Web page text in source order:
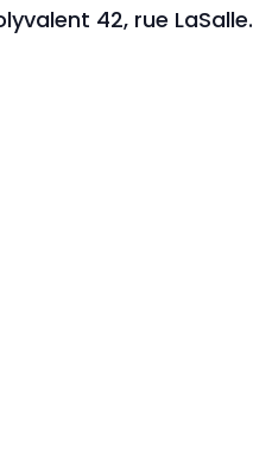
42, rue LaSalle.